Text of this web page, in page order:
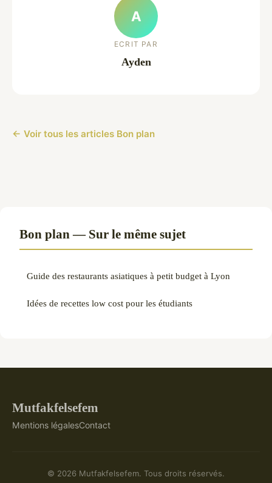
A
ECRIT PAR
Ayden
← Voir tous les articles Bon plan
Bon plan — Sur le même sujet
Guide des restaurants asiatiques à petit budget à Lyon
Idées de recettes low cost pour les étudiants
Mutfakfelsefem
Mentions légalesContact
© 2026 Mutfakfelsefem. Tous droits réservés.